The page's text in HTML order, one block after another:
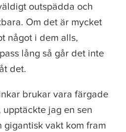
outspädda och
Om det är mycket
något i dem alls,
lång så går det inte
det.
brukar vara färgade
jag en sen
gigantisk vakt kom fram